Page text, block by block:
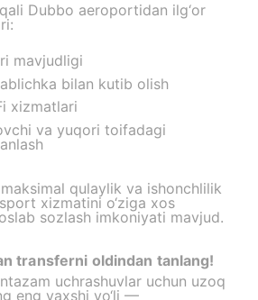
Dubbo aeroportidan ilg‘or
mavjudligi
bilan kutib olish
xizmatlari
va yuqori toifadagi
qulaylik va ishonchlilik
xizmatini o‘ziga xos
sozlash imkoniyati mavjud.
transferni oldindan tanlang!
uchrashuvlar uchun uzoq
eng yaxshi yo‘li —